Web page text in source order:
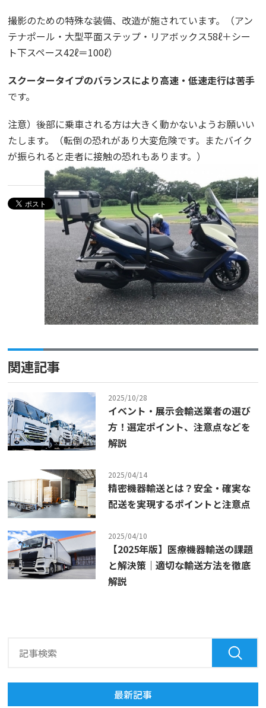
撮影のための特殊な装備、改造が施されています。（アン
テナポール・大型平面ステップ・リアボックス58ℓ＋シー
ト下スペース42ℓ＝100ℓ）
スクータータイプのバランスにより高速・低速走行は苦手
です。
注意）後部に乗車される方は大きく動かないようお願いい
たします。（転倒の恐れがあり大変危険です。またバイク
が振られると走者に接触の恐れもあります。）
関連記事
2025/10/28
イベント・展示会輸送業者の選び
方！選定ポイント、注意点などを
解説
2025/04/14
精密機器輸送とは？安全・確実な
配送を実現するポイントと注意点
2025/04/10
【2025年版】医療機器輸送の課題
と解決策｜適切な輸送方法を徹底
解説
最新記事